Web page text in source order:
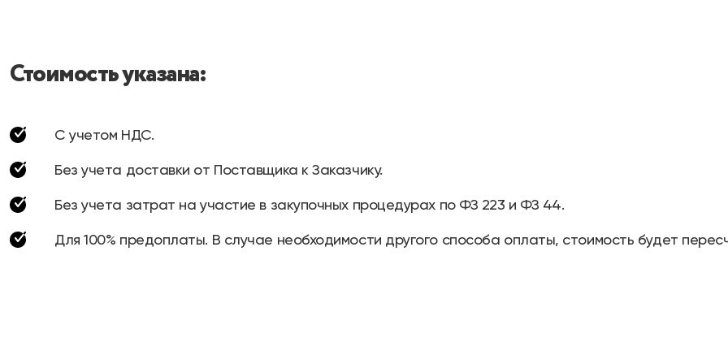
Стоимость указана:
С учетом НДС.
Без учета доставки от Поставщика к Заказчику.
Без учета затрат на участие в закупочных процедурах по ФЗ 223 и ФЗ 44.
Для 100% предоплаты. В случае необходимости другого способа оплаты, стоимость будет